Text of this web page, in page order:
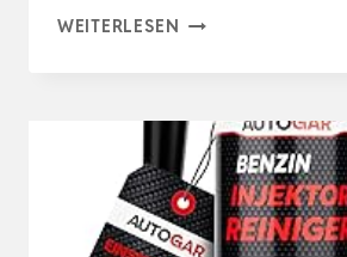
WEITERLESEN ULTRASCHALL
KONZENTRAT,
VERGASER,
REINIGUNG
VON